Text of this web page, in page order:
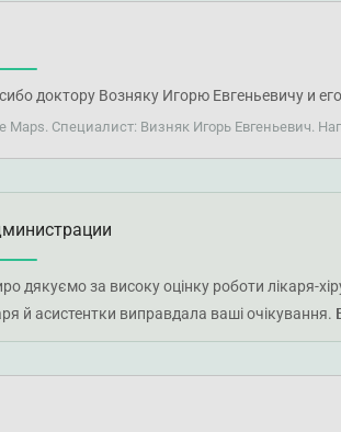
доктору Возняку Игорю Евгеньевичу и
Maps. Специалист: Визняк Игорь Евгеньевич.
дякуємо за високу оцінку роботи лікаря-
й асистентки виправдала ваші